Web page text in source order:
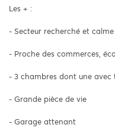
Les + :
- Secteur recherché et calme
- Proche des commerces,
- 3 chambres dont une avec
- Grande pièce de vie
- Garage attenant